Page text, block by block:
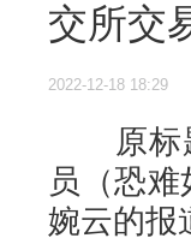
交所交
2022-12-18 18:29
原标题
员（恐
婉云的报